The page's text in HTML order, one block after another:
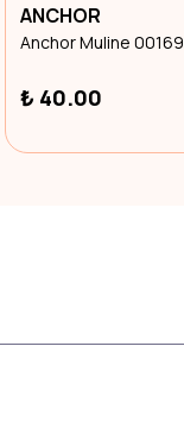
ANCHOR
Anchor Muline 00169
₺ 40.00